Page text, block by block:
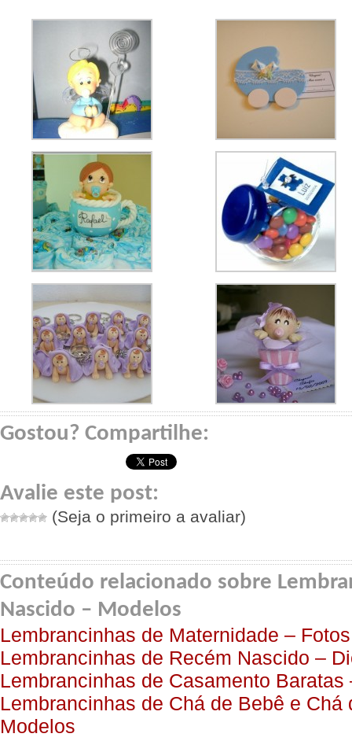
Gostou? Compartilhe:
Avalie este post:
(Seja o primeiro a avaliar)
Conteúdo relacionado sobre
Nascido – Modelos
Lembrancinhas de Maternidade –
Lembrancinhas de Recém Nascido –
Lembrancinhas de Casamento Baratas
Lembrancinhas de Chá de Bebê e Chá
Modelos